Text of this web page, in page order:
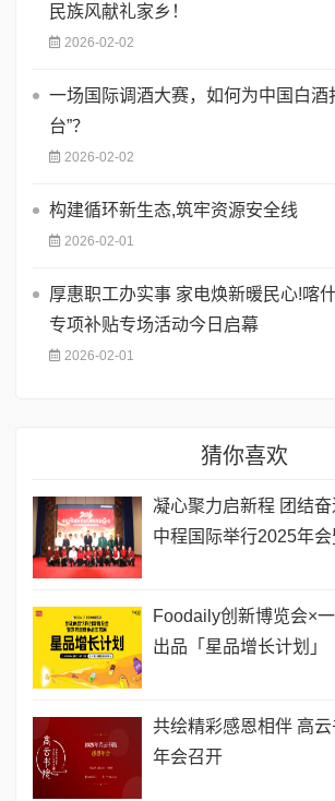
民族风献礼家乡！
2026-02-02
一场国际调酒大赛，如何为中国白酒
台”？
2026-02-02
构建循环新生态,筑牢资源安全线
2026-02-01
厚惠职工办实事 家电焕新暖民心!喀
专项补贴专场活动今日启幕
2026-02-01
猜你喜欢
凝心聚力启新程 团结
中程国际举行2025年
Foodaily创新博览会×
出品「星品增长计划」
共绘精彩感恩相伴 高
年会召开